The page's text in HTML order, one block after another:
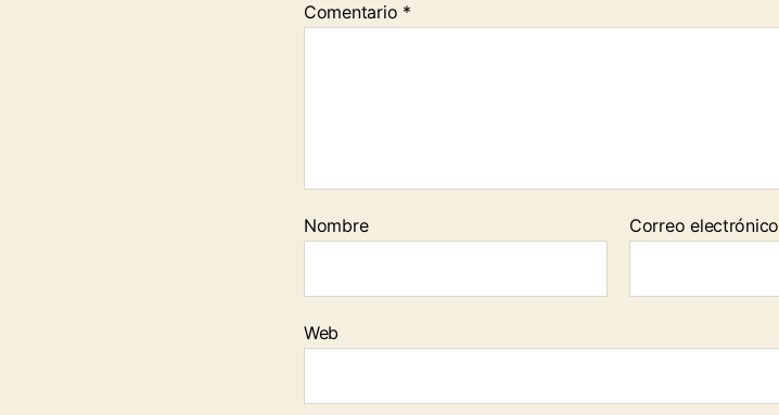
Comentario *
Nombre Correo electrónico
Web